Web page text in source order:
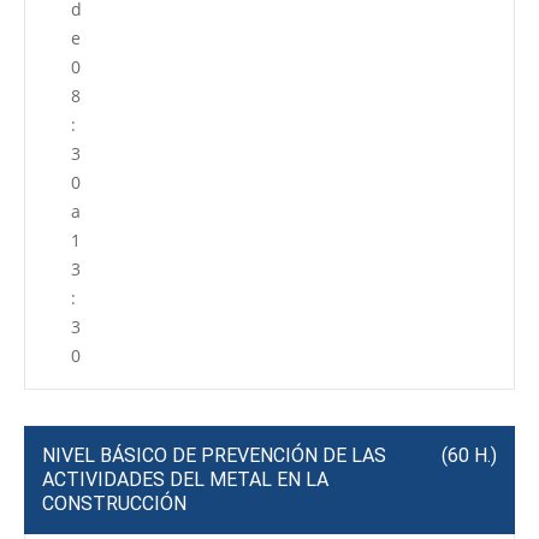
d
e
0
8
:
3
0
a
1
3
:
3
0
NIVEL BÁSICO DE PREVENCIÓN DE LAS
ACTIVIDADES DEL METAL EN LA
CONSTRUCCIÓN
(60 H.)